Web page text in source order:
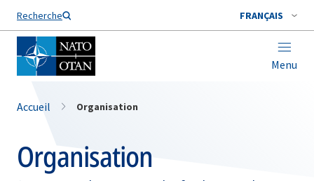
Recherche FRANÇAIS
Menu
Nom de famille*
Accueil Organisation
Organisation